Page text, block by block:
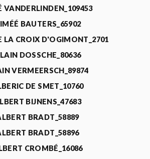
VANDERLINDEN_109453
BAUTERS_65902
LA CROIX D'OGIMONT_2701
DOSSCHE_80636
VERMEERSCH_89874
DE SMET_10760
BIJNENS_47683
BRADT_58889
BRADT_58896
CROMBÉ_16086